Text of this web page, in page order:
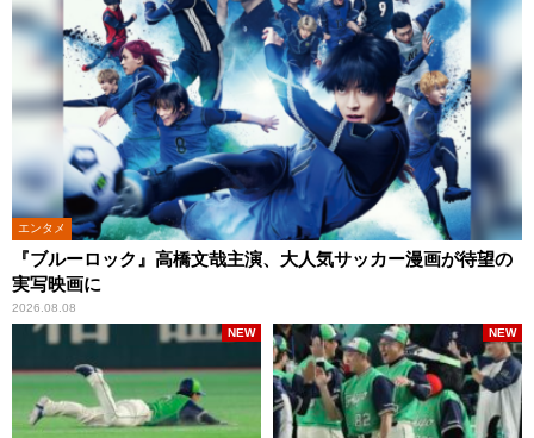
エンタメ
『ブルーロック』高橋文哉主演、大人気サッカー漫画が待望の
実写映画に
2026.08.08
NEW NEW